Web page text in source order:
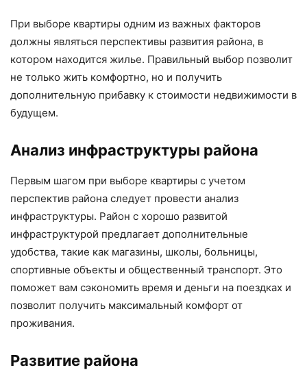
При выборе квартиры одним из важных факторов
должны являться перспективы развития района, в
котором находится жилье. Правильный выбор позволит
не только жить комфортно, но и получить
дополнительную прибавку к стоимости недвижимости в
будущем.
Анализ инфраструктуры района
Первым шагом при выборе квартиры с учетом
перспектив района следует провести анализ
инфраструктуры. Район с хорошо развитой
инфраструктурой предлагает дополнительные
удобства, такие как магазины, школы, больницы,
спортивные объекты и общественный транспорт. Это
поможет вам сэкономить время и деньги на поездках и
позволит получить максимальный комфорт от
проживания.
Развитие района